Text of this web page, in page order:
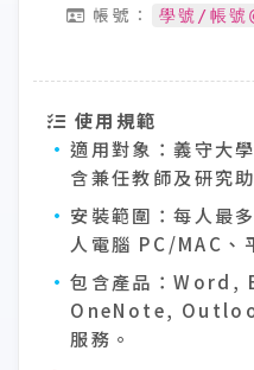
帳號： 學號/帳
使用規範
適用對象：義守大
含兼任教師及研究
安裝範圍：每人最
人電腦 PC/MAC、
包含產品：Word,
OneNote,
服務。